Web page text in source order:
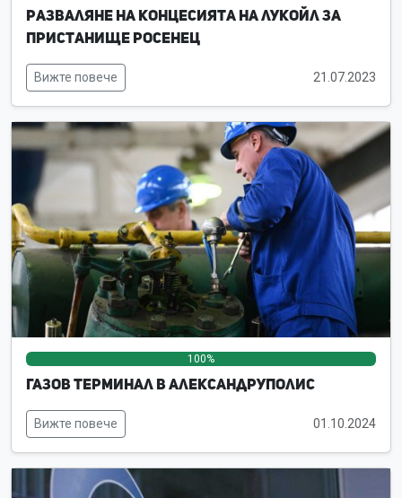
Разваляне на концесията на ЛУКойл за
пристанище Росенец
Вижте повече 21.07.2023
100%
Газов терминал в Александруполис
Вижте повече 01.10.2024